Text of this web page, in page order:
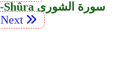
42. Surah Ash-Shûra سورة الشورى
Next